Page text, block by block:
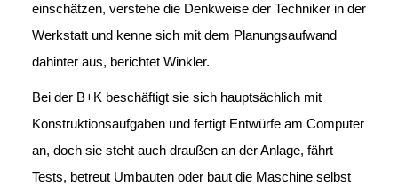
einschätzen, verstehe die Denkweise der Techniker in der
Werkstatt und kenne sich mit dem Planungsaufwand
dahinter aus, berichtet Winkler.
Bei der B+K beschäftigt sie sich hauptsächlich mit
Konstruktionsaufgaben und fertigt Entwürfe am Computer
an, doch sie steht auch draußen an der Anlage, fährt
Tests, betreut Umbauten oder baut die Maschine selbst